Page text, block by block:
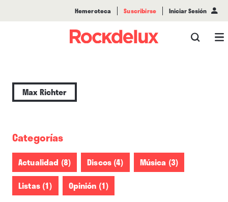
Hemeroteca Suscribirse Iniciar Sesión
Max Richter
Categorías
Actualidad (8) Discos (4)
Música (3)
Listas (1)
Opinión (1)